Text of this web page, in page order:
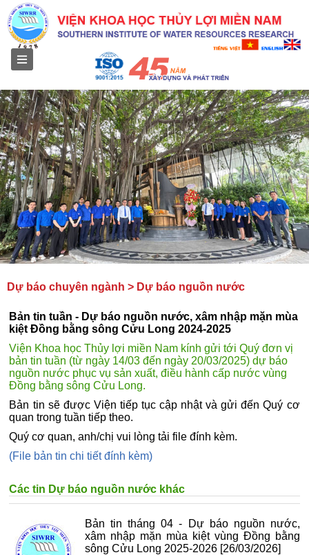
Dự báo chuyên ngành > Dự báo nguồn nước
Bản tin tuần - Dự báo nguồn nước, xâm nhập mặn mùa
kiệt Đồng bằng sông Cửu Long 2024-2025
Viện Khoa học Thủy lợi miền Nam kính gửi tới Quý đơn vị
bản tin tuần (từ ngày 14/03 đến ngày 20/03/2025) dự báo
nguồn nước phục vụ sản xuất, điều hành cấp nước vùng
Đồng bằng sông Cửu Long.
Bản tin sẽ được Viện tiếp tục cập nhật và gửi đến Quý cơ
quan trong tuần tiếp theo.
Quý cơ quan, anh/chị vui lòng tải file đính kèm.
(File bản tin chi tiết đính kèm)
Các tin Dự báo nguồn nước khác
Bản tin tháng 04 - Dự báo nguồn nước,
xâm nhập mặn mùa kiệt vùng Đồng bằng
sông Cửu Long 2025-2026 [26/03/2026]